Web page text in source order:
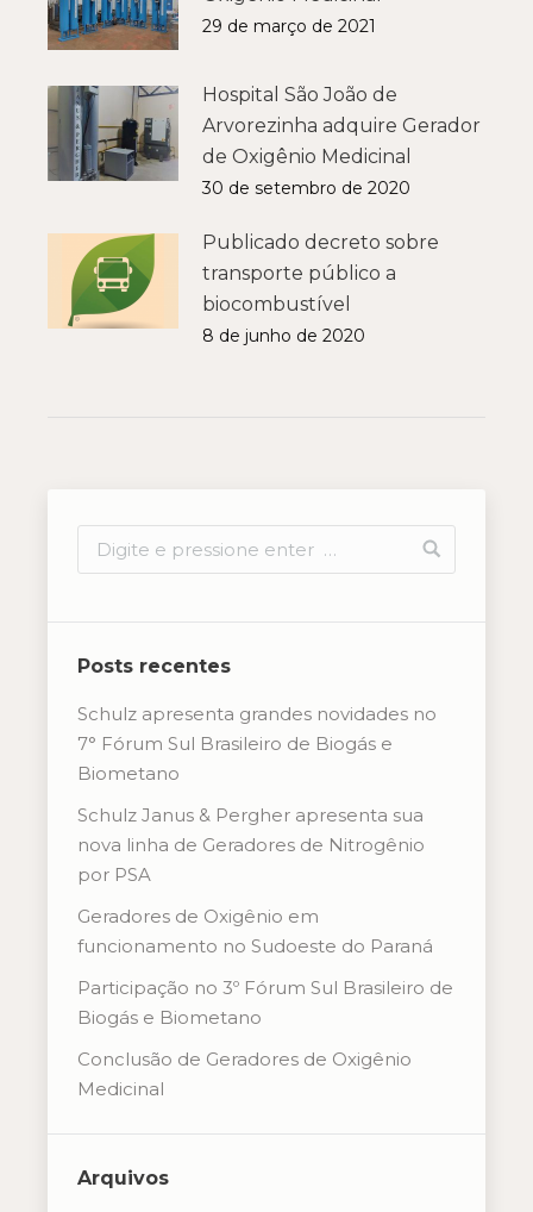
29 de março de 2021
Hospital São João de
Arvorezinha adquire Gerador
de Oxigênio Medicinal
30 de setembro de 2020
Publicado decreto sobre
transporte público a
biocombustível
8 de junho de 2020
Posts recentes
Schulz apresenta grandes novidades no
7° Fórum Sul Brasileiro de Biogás e
Biometano
Schulz Janus & Pergher apresenta sua
nova linha de Geradores de Nitrogênio
por PSA
Geradores de Oxigênio em
funcionamento no Sudoeste do Paraná
Participação no 3º Fórum Sul Brasileiro de
Biogás e Biometano
Conclusão de Geradores de Oxigênio
Medicinal
Arquivos